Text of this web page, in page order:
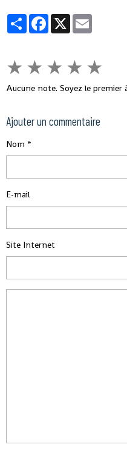
PartagerFacebook
X
★ ★ ★ ★ ★
Aucune note. Soyez le premier
Ajouter un commentaire
Nom
E-mail
Site Internet